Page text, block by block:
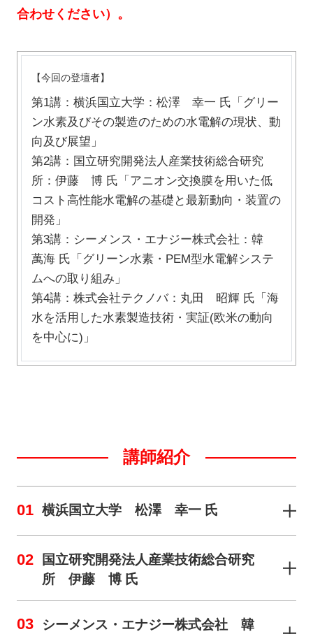
合わせください）。
【今回の登壇者】
第1講：横浜国立大学：松澤 幸一 氏「グリー
ン水素及びその製造のための水電解の現状、動
向及び展望」
第2講：国立研究開発法人産業技術総合研究
所：伊藤 博 氏「アニオン交換膜を用いた低
コスト高性能水電解の基礎と最新動向・装置の
開発」
第3講：シーメンス・エナジー株式会社：韓
萬海 氏「グリーン水素・PEM型水電解システ
ムへの取り組み」
第4講：株式会社テクノバ：丸田 昭輝 氏「海
水を活用した水素製造技術・実証(欧米の動向
を中心に)」
講師紹介
01 横浜国立大学 松澤 幸一 氏
02
国立研究開発法人産業技術総合研究
所 伊藤 博 氏
03
シーメンス・エナジー株式会社 韓